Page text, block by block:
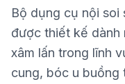
Bộ dụng cụ nội soi
được thiết kế dành
xâm lấn trong lĩnh
cung, bóc u buồng